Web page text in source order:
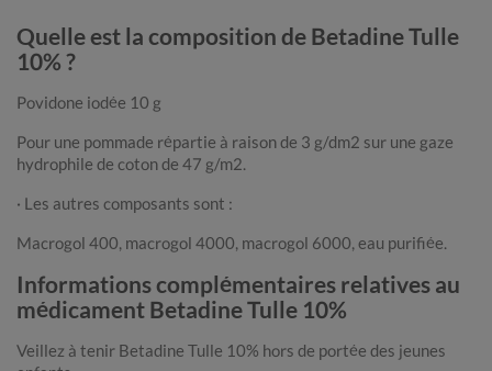
Quelle est la composition de Betadine Tulle
10% ?
Povidone iodée 10 g
Pour une pommade répartie à raison de 3 g/dm2 sur une gaze
hydrophile de coton de 47 g/m2.
· Les autres composants sont :
Macrogol 400, macrogol 4000, macrogol 6000, eau purifiée.
Informations complémentaires relatives au
médicament Betadine Tulle 10%
Veillez à tenir Betadine Tulle 10% hors de portée des jeunes